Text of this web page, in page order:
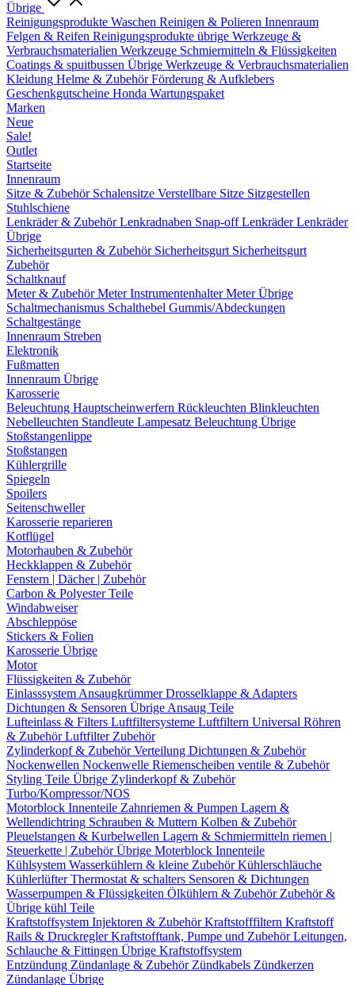
Übrige
Reinigungsprodukte Waschen Reinigen & Polieren Innenraum
Felgen & Reifen Reinigungsprodukte übrige Werkzeuge &
Verbrauchsmaterialien Werkzeuge Schmiermitteln & Flüssigkeiten
Coatings & spuitbussen Übrige Werkzeuge & Verbrauchsmaterialien
Kleidung Helme & ZubehörFörderung & Aufklebers
Geschenkgutscheine Honda Wartungspaket
Marken
Neue
Sale!
Outlet
Startseite
Innenraum
Sitze & Zubehör Schalensitze Verstellbare Sitze Sitzgestellen
Stuhlschiene
Lenkräder & ZubehörLenkradnaben Snap-offLenkräderLenkräder
Übrige
Sicherheitsgurten & Zubehör Sicherheitsgurt Sicherheitsgurt
Zubehör
Schaltknauf
Meter & ZubehörMeterInstrumentenhalterMeter Übrige
Schaltmechanismus Schalthebel Gummis/Abdeckungen
Schaltgestänge
Innenraum Streben
Elektronik
Fußmatten
Innenraum Übrige
Karosserie
Beleuchtung Hauptscheinwerfern Rückleuchten Blinkleuchten
Nebelleuchten Standleute Lampesatz Beleuchtung Übrige
Stoßstangenlippe
Stoßstangen
Kühlergrille
Spiegeln
Spoilers
Seitenschweller
Karosserie reparieren
Kotflügel
Motorhauben & Zubehör
Heckklappen & Zubehör
Fenstern | Dächer | Zubehör
Carbon & Polyester Teile
Windabweiser
Abschleppöse
Stickers & Folien
Karosserie Übrige
Motor
Flüssigkeiten & Zubehör
Einlasssystem AnsaugkrümmerDrosselklappe & Adapters
Dichtungen & Sensoren Übrige Ansaug Teile
Lufteinlass & Filters Luftfiltersysteme Luftfiltern Universal Röhren
& ZubehörLuftfilter Zubehör
Zylinderkopf & ZubehörVerteilung Dichtungen & Zubehör
Nockenwellen Nockenwelle Riemenscheiben ventile & Zubehör
Styling Teile Übrige Zylinderkopf & Zubehör
Turbo/Kompressor/NOS
Motorblock Innenteile Zahnriemen & Pumpen Lagern &
Wellendichtring Schrauben & Muttern Kolben & Zubehör
Pleuelstangen & Kurbelwellen Lagern & Schmiermitteln riemen |
Steuerkette | ZubehörÜbrige Moterblock Innenteile
Kühlsystem Wasserkühlern & kleine ZubehörKühlerschläuche
KühlerlüfterThermostat & schalters Sensoren & Dichtungen
Wasserpumpen & Flüssigkeiten Ölkühlern & Zubehör Zubehör &
Übrige kühl Teile
Kraftstoffsystem Injektoren & ZubehörKraftstofffiltern Kraftstoff
Rails & DruckreglerKraftstofftank, Pumpe und ZubehörLeitungen,
Schlauche & Fittingen Übrige Kraftstoffsystem
Entzündung Zündanlage & Zubehör Zündkabels Zündkerzen
Zündanlage Übrige